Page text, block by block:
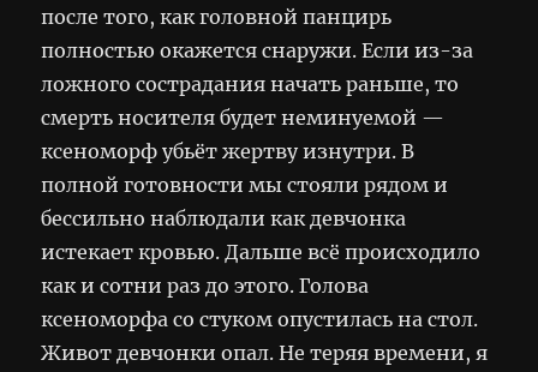
после того, как головной панцирь
полностью окажется снаружи. Если из-за
ложного сострадания начать раньше, то
смерть носителя будет неминуемой —
ксеноморф убьёт жертву изнутри. В
полной готовности мы стояли рядом и
бессильно наблюдали как девчонка
истекает кровью. Дальше всё происходило
как и сотни раз до этого. Голова
ксеноморфа со стуком опустилась на стол.
Живот девчонки опал. Не теряя времени, я